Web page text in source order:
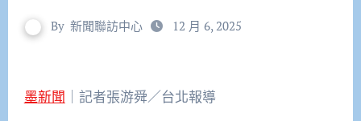
By 新聞聯訪中心 12 月 6, 2025
墨新聞 ｜記者張游舜／台北報導